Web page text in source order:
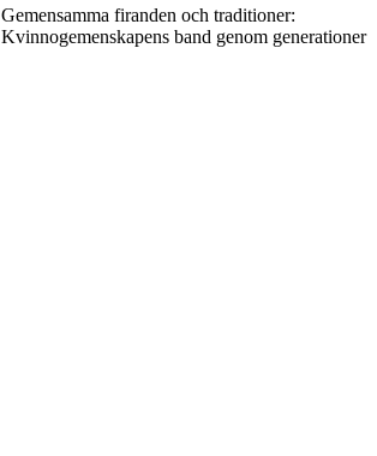
Gemensamma firanden och traditioner:
Kvinnogemenskapens band genom generationer